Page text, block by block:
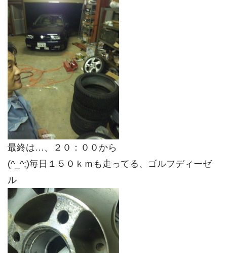
最終は…、２０：００から
(^_^;)毎日１５０ｋｍも走ってる、ゴルフディーゼ
ル